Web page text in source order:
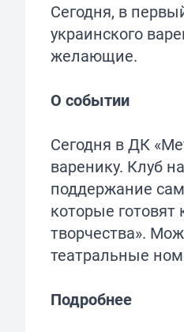
Сегодня, в
украинского
желающие.
О событии
Сегодня в ДК
варенику. Клуб
поддержание
которые
творчества».
театральные
Подробнее